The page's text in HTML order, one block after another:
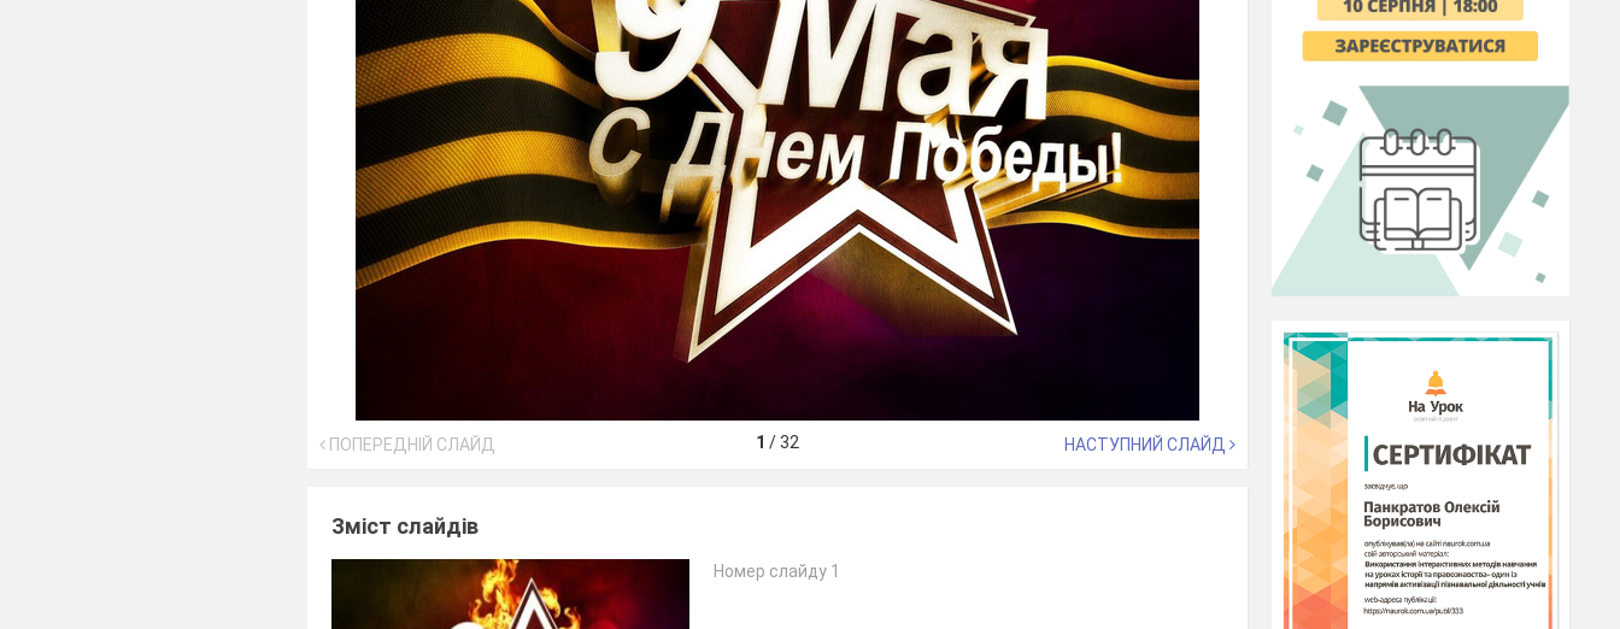
ПОПЕРЕДНІЙ СЛАЙД 1 /32 НАСТУПНИЙ СЛАЙД
Зміст слайдів
Номер слайду 1